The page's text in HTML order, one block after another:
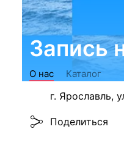
Запись
О нас Каталог
г. Ярославль,
Поделиться